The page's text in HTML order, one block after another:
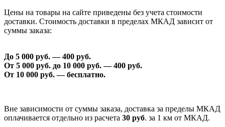
Цены на товары на сайте приведены без учета стоимости
доставки. Стоимость доставки в пределах МКАД зависит от
суммы заказа:
До 5 000 руб. —400 руб.
От 5 000 руб. до 10 000 руб. —400 руб.
От 10 000 руб. — бесплатно.
Вне зависимости от суммы заказа, доставка за пределы МКАД
оплачивается отдельно из расчета 30 руб. за 1 км от МКАД.